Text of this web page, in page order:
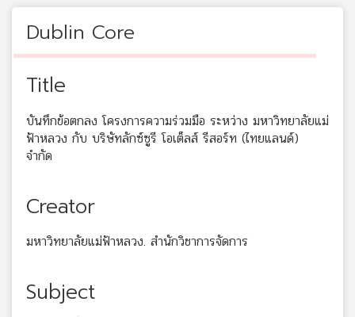
Dublin Core
Title
บันทึกข้อตกลง โครงการความร่วมมือ ระหว่าง มหาวิทยาลัยแม่
ฟ้าหลวง กับ บริษัทลักซ์ซูรี โอเต็ลส์ รีสอร์ท (ไทยแลนด์)
จำกัด
Creator
มหาวิทยาลัยแม่ฟ้าหลวง. สำนักวิชาการจัดการ
Subject